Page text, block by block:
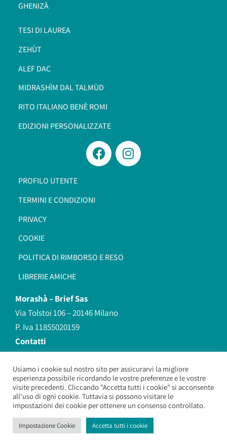
GHENIZÀ
TESI DI LAUREA
ZEHÙT
ALEF DAC
MIDRASHÌM DAL TALMÙD
RITO ITALIANO BENÈ ROMI​
EDIZIONI PERSONALIZZATE
PROFILO UTENTE
TERMINI E CONDIZIONI
PRIVACY
COOKIE
POLITICA DI RIMBORSO E RESO
LIBRERIE AMICHE
Morashà –Brief Sas
Via Tolstoi 106 – 20146 Milano
P. Iva 11855020159
Contatti
redazione@morasha.it
339 8596707
(anche Whatsapp)
Morashà – Brief Sas – Copyright 2026. All Rights Reserved.
Usiamo i cookie sul nostro sito per assicurarvi la migliore
esperienza possibile ricordando le vostre preferenze e le vostre
visite precedenti. Cliccando "Accetta tutti i cookie" si acconsente
all'uso di ogni cookie. Tuttavia si possono visitare le
impostazioni dei cookie per ottenere un consenso controllato.
Impostazione Cookie Accetta tutti i cookie